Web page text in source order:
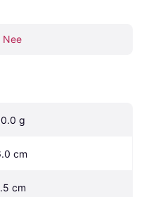
Nee
g
cm
cm